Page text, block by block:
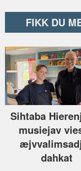
FIKK DU
Sihtaba
musiejav
dahkat